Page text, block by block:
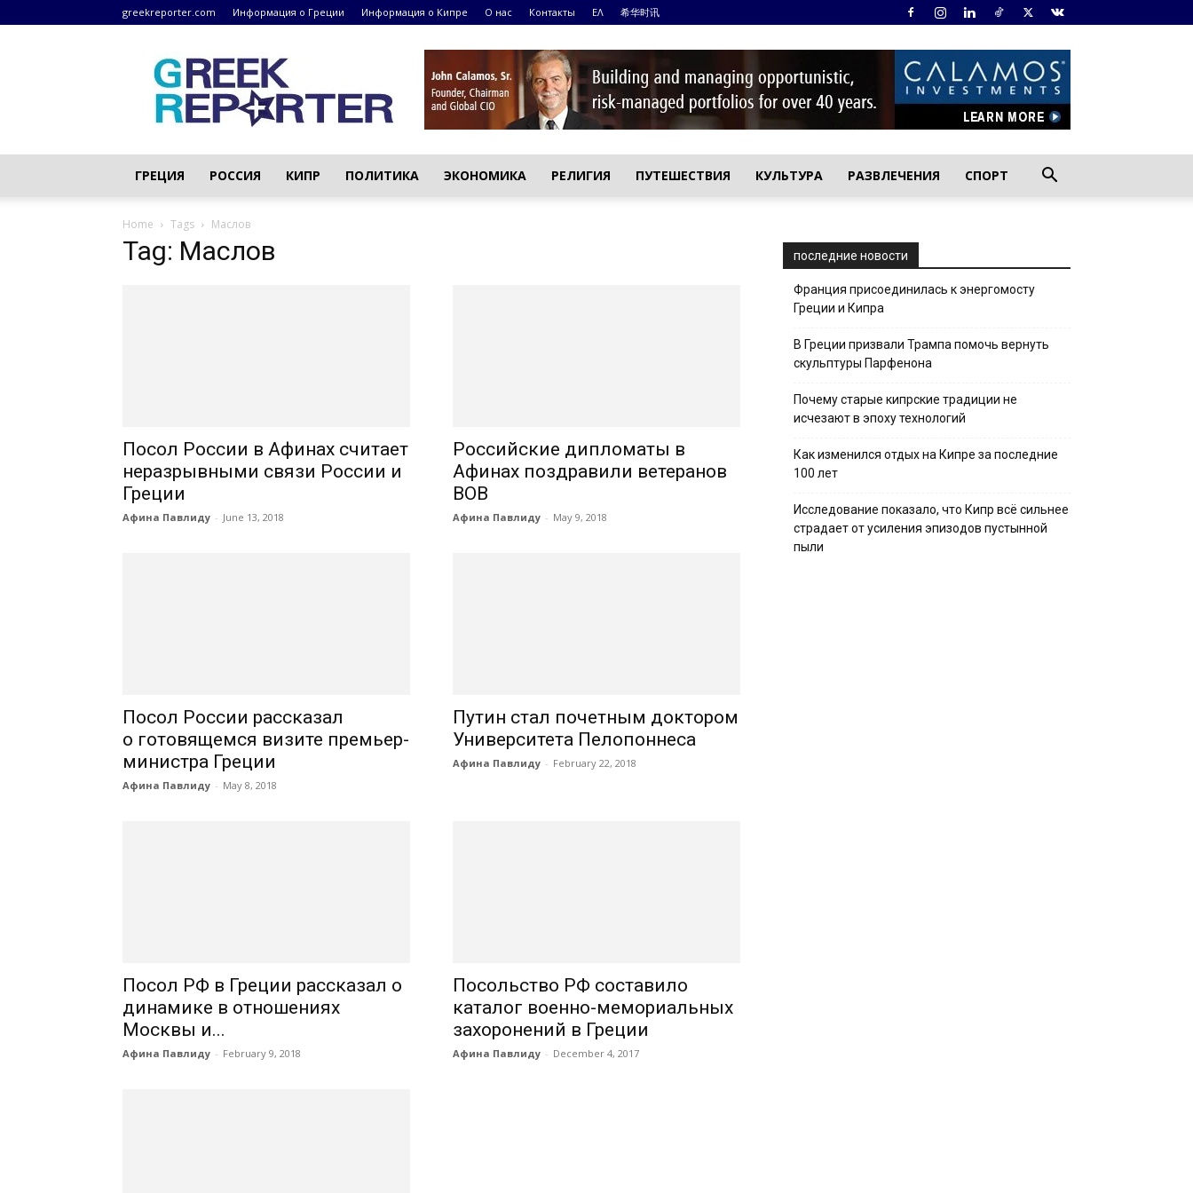
greekreporter.com Информация о Греции Информация о Кипре О нас Контакты ΕΛ 希华时讯
Греческие
новости
–
greekreporter.com
ГРЕЦИЯ РОССИЯ КИПР ПОЛИТИКА ЭКОНОМИКА РЕЛИГИЯ ПУТЕШЕСТВИЯ КУЛЬТУРА РАЗВЛЕЧЕНИЯ СПОРТ
Home Tags Маслов
Tag: Маслов
Посол России в Афинах считает
неразрывными связи России и
Греции
Афина Павлиду - June 13, 2018
Российские дипломаты в
Афинах поздравили ветеранов
ВОВ
Афина Павлиду - May 9, 2018
Посол России рассказал
о готовящемся визите премьер-
министра Греции
Афина Павлиду - May 8, 2018
Путин стал почетным доктором
Университета Пелопоннеса
Афина Павлиду - February 22, 2018
Посол РФ в Греции рассказал о
динамике в отношениях
Москвы и...
Афина Павлиду - February 9, 2018
Посольство РФ составило
каталог военно-мемориальных
захоронений в Греции
Афина Павлиду - December 4, 2017
последние новости
Франция присоединилась к энергомосту
Греции и Кипра
В Греции призвали Трампа помочь вернуть
скульптуры Парфенона
Почему старые кипрские традиции не
исчезают в эпоху технологий
Как изменился отдых на Кипре за последние
100 лет
Исследование показало, что Кипр всё сильнее
страдает от усиления эпизодов пустынной
пыли